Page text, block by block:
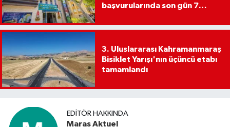
başvurularında son gün 7
3. Uluslararası Kahramanmaraş
Bisiklet Yarışı'nın üçüncü etabı
tamamlandı
EDITÖR HAKKINDA
Maras Aktuel